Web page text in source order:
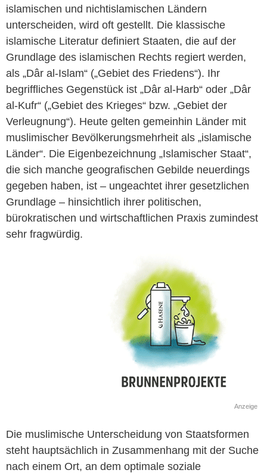
islamischen und nichtislamischen Ländern
unterscheiden, wird oft gestellt. Die klassische
islamische Literatur definiert Staaten, die auf der
Grundlage des islamischen Rechts regiert werden,
als „Dâr al-Islam“ („Gebiet des Friedens“). Ihr
begriffliches Gegenstück ist „Dâr al-Harb“ oder „Dâr
al-Kufr“ („Gebiet des Krieges“ bzw. „Gebiet der
Verleugnung“). Heute gelten gemeinhin Länder mit
muslimischer Bevölkerungsmehrheit als „islamische
Länder“. Die Eigenbezeichnung „Islamischer Staat“,
die sich manche geografischen Gebilde neuerdings
gegeben haben, ist – ungeachtet ihrer gesetzlichen
Grundlage – hinsichtlich ihrer politischen,
bürokratischen und wirtschaftlichen Praxis zumindest
sehr fragwürdig.
Anzeige
Die muslimische Unterscheidung von Staatsformen
steht hauptsächlich in Zusammenhang mit der Suche
nach einem Ort, an dem optimale soziale